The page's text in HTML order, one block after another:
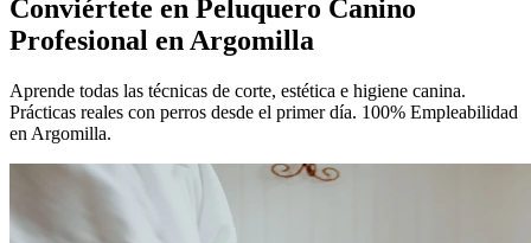
Conviértete en Peluquero Canino
Profesional en Argomilla
Aprende todas las técnicas de corte, estética e higiene canina.
Prácticas reales con perros desde el primer día. 100% Empleabilidad
en Argomilla.